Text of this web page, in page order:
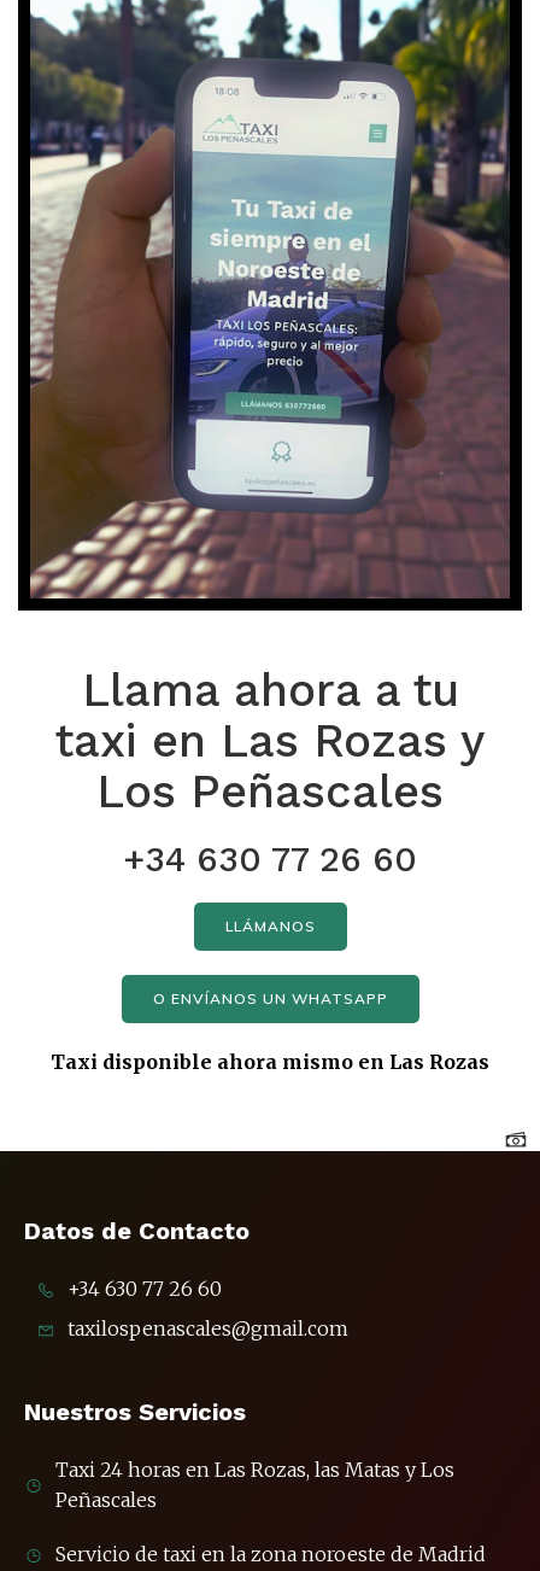
Llama ahora a tu
taxi en Las Rozas y
Los Peñascales
+34 630 77 26 60
LLÁMANOS
O ENVÍANOS UN WHATSAPP
Taxi disponible ahora mismo en Las Rozas
Datos de Contacto
+34 630 77 26 60
taxilospenascales@gmail.com
Nuestros Servicios
Taxi 24 horas en Las Rozas, las Matas y Los
Peñascales
Servicio de taxi en la zona noroeste de Madrid